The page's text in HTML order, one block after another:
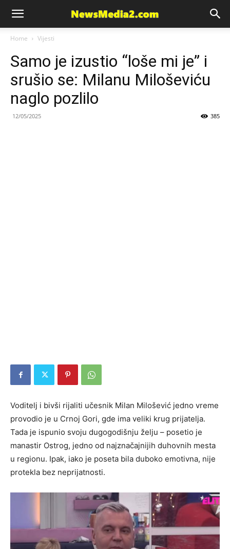
News
Media
Home Vijesti
Samo je izustio “loše mi je” i
srušio se: Milanu Miloševiću
naglo pozlilo
12/05/2025 385
Voditelj i bivši rijaliti učesnik Milan Milošević jedno vreme
provodio je u Crnoj Gori, gde ima veliki krug prijatelja.
Tada je ispunio svoju dugogodišnju želju – posetio je
manastir Ostrog, jedno od najznačajnijih duhovnih mesta
u regionu. Ipak, iako je poseta bila duboko emotivna, nije
protekla bez neprijatnosti.